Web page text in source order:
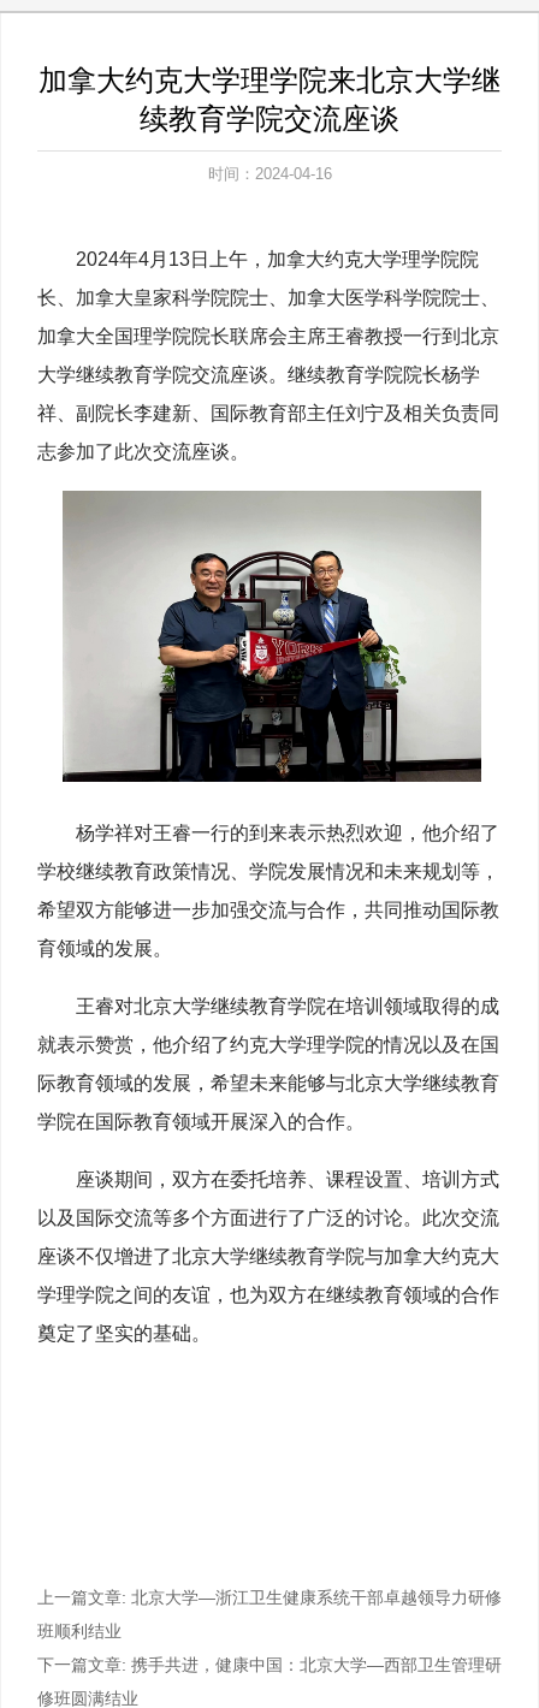
加拿大约克大学理学院来北京大学继
续教育学院交流座谈
时间：2024-04-16
2024年4月13日上午，加拿大约克大学理学院院
长、加拿大皇家科学院院士、加拿大医学科学院院士、
加拿大全国理学院院长联席会主席王睿教授一行到北京
大学继续教育学院交流座谈。继续教育学院院长杨学
祥、副院长李建新、国际教育部主任刘宁及相关负责同
志参加了此次交流座谈。
杨学祥对王睿一行的到来表示热烈欢迎，他介绍了
学校继续教育政策情况、学院发展情况和未来规划等，
希望双方能够进一步加强交流与合作，共同推动国际教
育领域的发展。
王睿对北京大学继续教育学院在培训领域取得的成
就表示赞赏，他介绍了约克大学理学院的情况以及在国
际教育领域的发展，希望未来能够与北京大学继续教育
学院在国际教育领域开展深入的合作。
座谈期间，双方在委托培养、课程设置、培训方式
以及国际交流等多个方面进行了广泛的讨论。此次交流
座谈不仅增进了北京大学继续教育学院与加拿大约克大
学理学院之间的友谊，也为双方在继续教育领域的合作
奠定了坚实的基础。
上一篇文章: 北京大学—浙江卫生健康系统干部卓越领导力研修
班顺利结业
下一篇文章: 携手共进，健康中国：北京大学—西部卫生管理研
修班圆满结业